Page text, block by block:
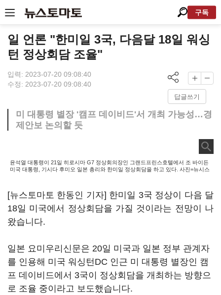
구독
일 언론 "한미일 3국, 다음달 18일 워싱
턴 정상회담 조율"
입력: 2023-07-20 09:08:40
수정: 2023-07-20 09:08:40
답글쓰기
미 대통령 별장 '캠프 데이비드'서 개최 가능성…경
제안보 논의할 듯
윤석열 대통령이 21일 히로시마 G7 정상회의장인 그랜드프린스호텔에서 조 바이든
미국 대통령, 기시다 후미오 일본 총리와 한미일 정상회담을 하고 있다. 사진=뉴시스
[뉴스토마토 한동인 기자] 한미일 3국 정상이 다음 달
18일 미국에서 정상회담을 가질 것이라는 전망이 나
왔습니다.
일본 요미우리신문은 20일 미국과 일본 정부 관계자
를 인용해 미국 워싱턴DC 인근 미 대통령 별장인 캠
프 데이비드에서 3국이 정상회담을 개최하는 방향으
로 조율 중이라고 보도했습니다.